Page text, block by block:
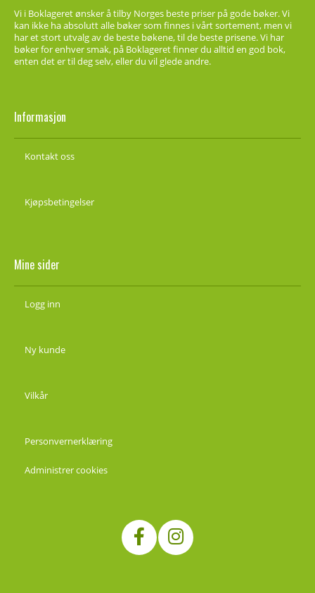
Vi i Boklageret ønsker å tilby Norges beste priser på gode bøker. Vi
kan ikke ha absolutt alle bøker som finnes i vårt sortement, men vi
har et stort utvalg av de beste bøkene, til de beste prisene. Vi har
bøker for enhver smak, på Boklageret finner du alltid en god bok,
enten det er til deg selv, eller du vil glede andre.
Informasjon
Kontakt oss
Kjøpsbetingelser
Mine sider
Logg inn
Ny kunde
Vilkår
Personvernerklæring
Administrer cookies